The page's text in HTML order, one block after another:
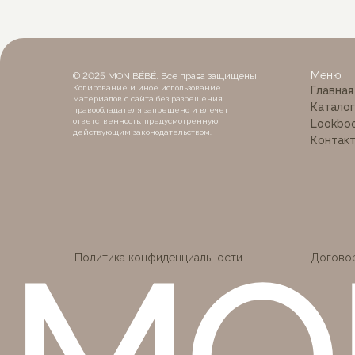
© 2025 MON BÉBÉ. Все права защищены.
Копирование и иное использование
материалов с сайта без разрешения
правообладателя запрещено и влечет
ответственность, предусмотренную
действующим законодательством.
Политика конфиденциальности
Меню
Главная
Каталог